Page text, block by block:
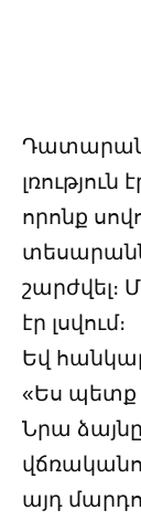
որոնք
շարժվել։
էր լսվում։
Եվ
«Ես պետք
Նրա
այդ